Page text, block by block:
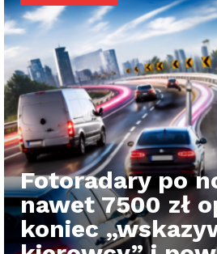
Fotoradary po
nawet 7500 zł
koniec